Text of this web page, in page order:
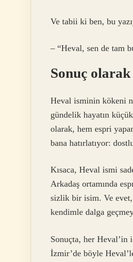
Ve tabii ki ben, bu
– “Heval, sen de tam
Sonuç olarak
Heval isminin kökeni
gündelik hayatın
olarak, hem espri
bana hatırlatıyor:
Kısaca, Heval ismi
Arkadaş ortamında
sizlik bir isim. Ve
kendimle dalga
Sonuçta, her Heval’in
İzmir’de böyle